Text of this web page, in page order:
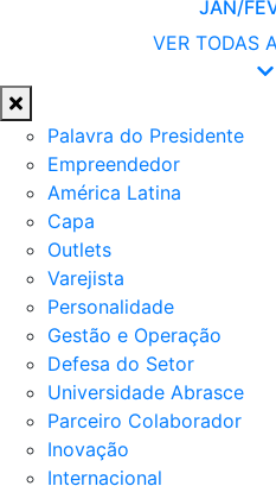
JAN/
VER TODAS
Palavra do Presidente
Empreendedor
América Latina
Capa
Outlets
Varejista
Personalidade
Gestão e Operação
Defesa do Setor
Universidade Abrasce
Parceiro Colaborador
Inovação
Internacional